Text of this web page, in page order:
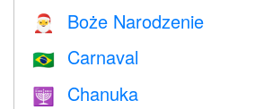
🎅 Boże Narodzenie
🇧🇷 Carnaval
🕎 Chanuka